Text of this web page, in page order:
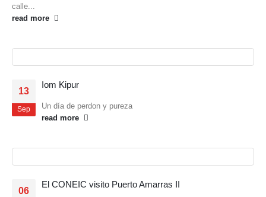
calle...
read more
13
Sep
Iom Kipur
Un día de perdon y pureza
read more
06
El CONEIC visito Puerto Amarras II